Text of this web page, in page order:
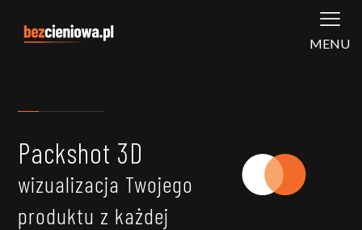
MENU
Packshot 3D
wizualizacja Twojego
produktu z każdej